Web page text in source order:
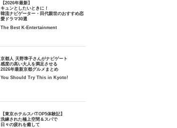
【2026年最新】
キュンとしたいときに！
韓流ナビゲーター・田代親世のおすすめ恋
愛ドラマ30選
The Best K-Entertainment
京都人 天野準子さんがナビゲート
感度の高い大人を満足させる
2026年最新京都グルメまとめ
You Should Try This in Kyoto!
【東京ホテルスパTOP5体験記】
洗練された極上空間＆スパで
日々の疲れを癒して